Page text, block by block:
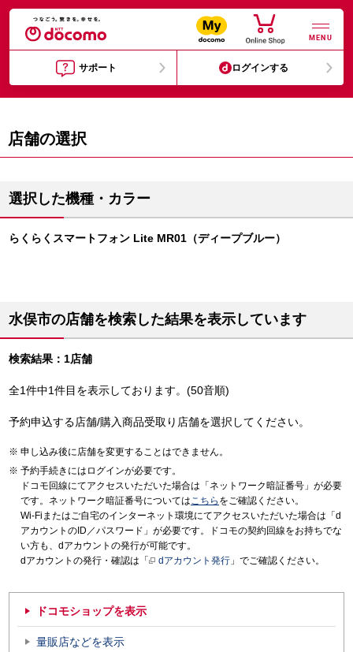
MENU
サポート ログインする
店舗の選択
選択した機種・カラー
らくらくスマートフォン Lite MR01（ディープブルー）
水俣市の店舗を検索した結果を表示しています
検索結果：1店舗
全1件中1件目を表示しております。(50音順)
予約申込する店舗/購入商品受取り店舗を選択してください。
申し込み後に店舗を変更することはできません。
予約手続きにはログインが必要です。
ドコモ回線にてアクセスいただいた場合は「ネットワーク暗証番号」が必要
です。ネットワーク暗証番号についてはこちら をご確認ください。
Wi-Fiまたはご自宅のインターネット環境にてアクセスいただいた場合は「d
アカウントのID／パスワード」が必要です。ドコモの契約回線をお持ちでな
い方も、dアカウントの発行が可能です。
dアカウントの発行・確認は「
dアカウント発行 」でご確認ください。
ドコモショップを表示
量販店などを表示